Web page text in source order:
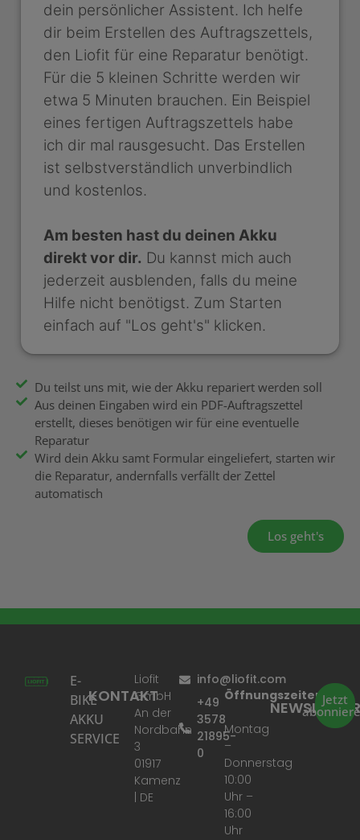
dein persönlicher Assistent. Ich helfe
dir beim Erstellen des Auftragszettels,
den Liofit für eine Reparatur benötigt.
Für die 5 kleinen Schritte werden wir
etwa 5 Minuten brauchen. Ein Beispiel
eines fertigen Auftragszettels habe
ich dir mal rausgesucht. Das Erstellen
ist selbstverständlich unverbindlich
und kostenlos.
Am besten hast du deinen Akku
direkt vor dir. Du kannst mich auch
jederzeit ausblenden, falls du meine
Hilfe nicht benötigst. Zum Starten
einfach auf "Los geht's" klicken.
Du teilst uns mit, wie der Akku repariert werden soll
Aus deinen Eingaben wird ein PDF-Auftragszettel
erstellt, dieses benötigen wir für eine eventuelle
Reparatur
Wird dein Akku samt Formular eingeliefert, starten wir
die Reparatur, andernfalls verfällt der Zettel
automatisch
Los geht's
E-
BIKE
AKKU
SERVICE
KONTAKT
Liofit
GmbH
An der
Nordbahn
3
01917
Kamenz
| DE
info@liofit.com
+49
3578
21895-
0
Öffnungszeiten:
Montag
–
Donnerstag
10:00
Uhr –
16:00
Uhr
NEWSLETTER
Jetzt